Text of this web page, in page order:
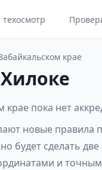
крае
крае пока нет
новые
будет сделать
и